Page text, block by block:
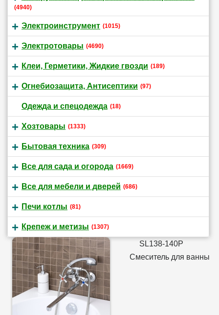
(4940)
Электроинструмент (1015)
Электротовары (4690)
Клеи, Герметики, Жидкие гвозди (189)
Огнебиозащита, Антисептики (97)
Одежда и спецодежда (18)
Хозтовары (1333)
Бытовая техника (309)
Все для сада и огорода (1669)
Все для мебели и дверей (686)
Печи котлы (81)
Крепеж и метизы (1307)
SL138-140P
Смеситель для ванны